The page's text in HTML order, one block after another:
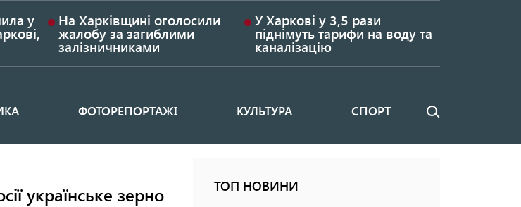
у На Харківщині оголосили
жалобу за загиблими
залізничниками
У Харкові у 3,5 рази
піднімуть тарифи на воду та
каналізацію
ФОТОРЕПОРТАЖІ КУЛЬТУРА СПОРТ Пошук
українське зерно ТОП НОВИНИ